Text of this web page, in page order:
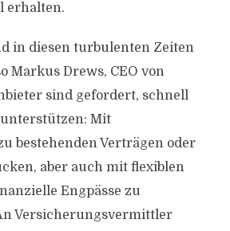
erhalten.
in diesen turbulenten Zeiten
Markus Drews, CEO von
sind gefordert, schnell
Mit
bestehenden Verträgen oder
aber auch mit flexiblen
Engpässe zu
Versicherungsvermittler